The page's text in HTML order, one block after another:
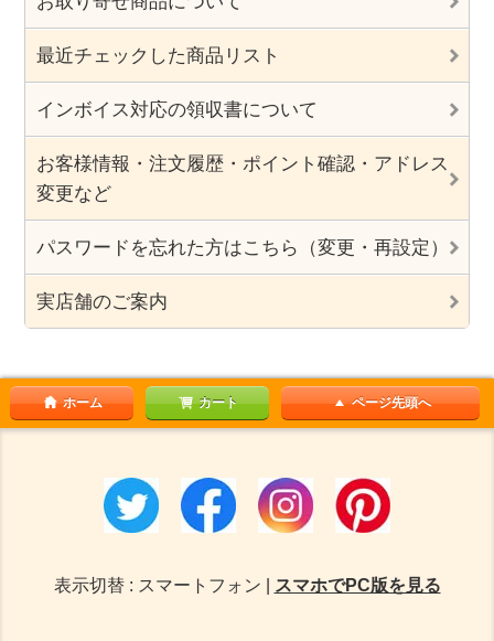
最近チェックした商品リスト
インボイス対応の領収書について
お客様情報・注文履歴・ポイント確認・アドレス
変更など
パスワードを忘れた方はこちら（変更・再設定）
実店舗のご案内
ホーム カート ページ先頭へ
表示切替 : スマートフォン | スマホでPC版を見る